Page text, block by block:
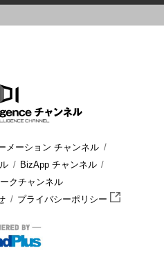
メーション チャンネル
BizApp チャンネル
クチャンネル
プライバシーポリシー